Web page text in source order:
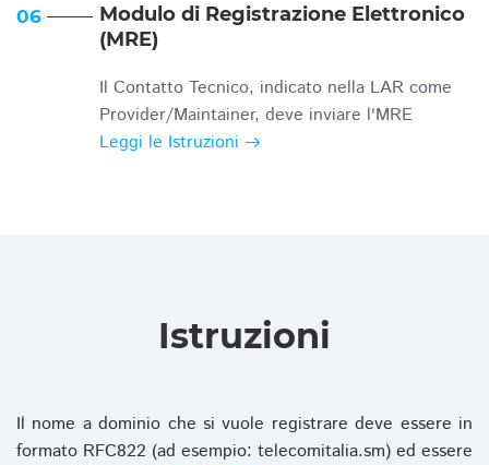
06
Modulo di Registrazione Elettronico
(MRE)
Il Contatto Tecnico, indicato nella LAR come
Provider/Maintainer, deve inviare l'MRE
Leggi le Istruzioni
Istruzioni
Il nome a dominio che si vuole registrare deve essere in
formato RFC822 (ad esempio: telecomitalia.sm) ed essere